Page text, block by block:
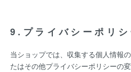
9.プライバシーポリシ
当ショップでは、収集する個人情報
たはその他プライバシーポリシーの